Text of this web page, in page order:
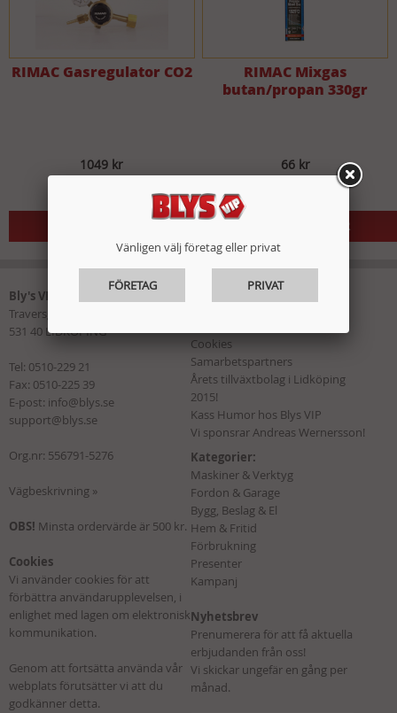
RIMAC Gasregulator CO2
1049 kr
RIMAC Mixgas
butan/propan 330gr
66 kr
2-5 ARBETSDAGAR
Bly's VIP AB
Traversgatan 15
531 40 LIDKÖPING
Tel: 0510-229 21
Fax: 0510-225 39
E-post: info@blys.se
support@blys.se
Org.nr: 556791-5276
Vägbeskrivning »
OBS! Minsta ordervärde är 500 kr.
Cookies
Vi använder cookies för att
förbättra användarupplevelsen, i
enlighet med lagen om elektronisk
kommunikation.
Genom att fortsätta använda vår
webplats förutsätter vi att du
godkänner detta.
Mer om oss:
Cookies
Samarbetspartners
Årets tillväxtbolag i Lidköping
2015!
Kass Humor hos Blys VIP
Vi sponsrar Andreas Wernersson!
Kategorier:
Maskiner & Verktyg
Fordon & Garage
Bygg, Beslag & El
Hem & Fritid
Förbrukning
Presenter
Kampanj
Nyhetsbrev
Prenumerera för att få aktuella
erbjudanden från oss!
Vi skickar ungefär en gång per
månad.
Vänligen välj företag eller privat
FÖRETAG PRIVAT